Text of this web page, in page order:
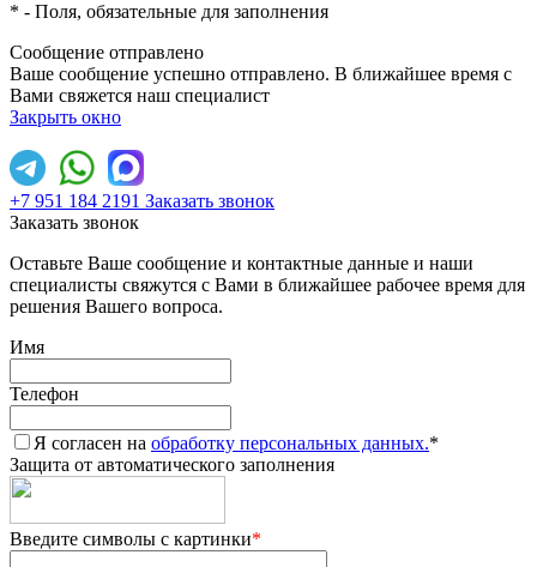
* - Поля, обязательные для заполнения
Сообщение отправлено
Ваше сообщение успешно отправлено. В ближайшее время с
Вами свяжется наш специалист
Закрыть окно
+7 951 184 2191 Заказать звонок
Заказать звонок
Оставьте Ваше сообщение и контактные данные и наши
специалисты свяжутся с Вами в ближайшее рабочее время для
решения Вашего вопроса.
Имя
Телефон
Я согласен на обработку персональных данных.*
Защита от автоматического заполнения
Введите символы с картинки*